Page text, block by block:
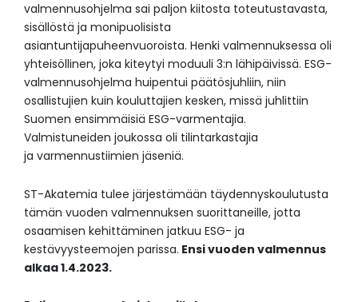
valmennusohjelma sai paljon kiitosta toteutustavasta,
sisällöstä ja monipuolisista
asiantuntijapuheenvuoroista. Henki valmennuksessa oli
yhteisöllinen, joka kiteytyi moduuli 3:n lähipäivissä. ESG-
valmennusohjelma huipentui päätösjuhliin, niin
osallistujien kuin kouluttajien kesken, missä juhlittiin
Suomen ensimmäisiä ESG-varmentajia.
Valmistuneiden joukossa oli tilintarkastajia
ja varmennustiimien jäseniä.
ST-Akatemia tulee järjestämään täydennyskoulutusta
tämän vuoden valmennuksen suorittaneille, jotta
osaamisen kehittäminen jatkuu ESG- ja
kestävyysteemojen parissa. Ensi vuoden valmennus
alkaa 1.4.2023.